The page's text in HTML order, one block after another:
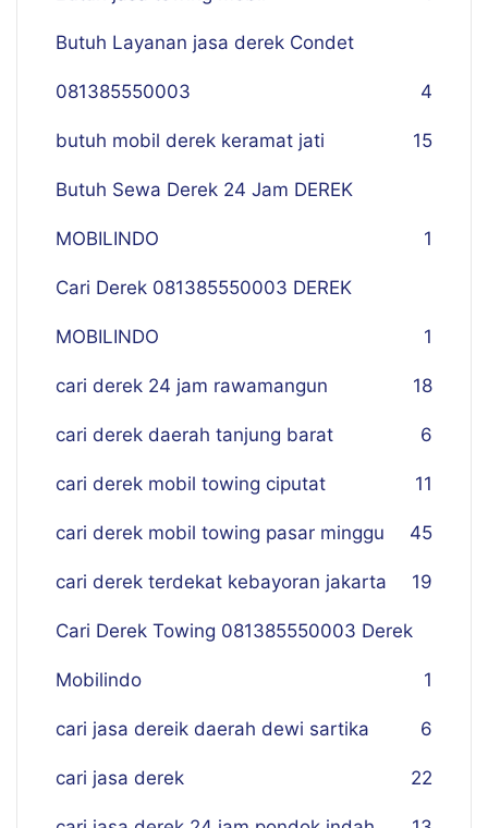
Butuh Layanan jasa derek Condet
081385550003 4
butuh mobil derek keramat jati 15
Butuh Sewa Derek 24 Jam DEREK
MOBILINDO 1
Cari Derek 081385550003 DEREK
MOBILINDO 1
cari derek 24 jam rawamangun 18
cari derek daerah tanjung barat 6
cari derek mobil towing ciputat 11
cari derek mobil towing pasar minggu 45
cari derek terdekat kebayoran jakarta 19
Cari Derek Towing 081385550003 Derek
Mobilindo 1
cari jasa dereik daerah dewi sartika 6
cari jasa derek 22